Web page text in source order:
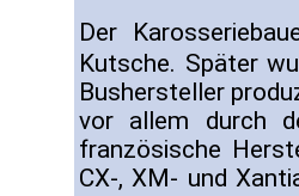
Der
Kutsche. Später
Bushersteller
vor allem durch
französische
CX-, XM- und